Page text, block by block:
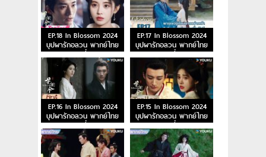
EP.18 In Blossom 2024
บุปผารักอลวน พากย์ไทย
ตอนที่ 18
EP.17 In Blossom 2024
บุปผารักอลวน พากย์ไทย
ตอนที่ 17
EP.16 In Blossom 2024
บุปผารักอลวน พากย์ไทย
ตอนที่ 16
EP.15 In Blossom 2024
บุปผารักอลวน พากย์ไทย
ตอนที่ 15